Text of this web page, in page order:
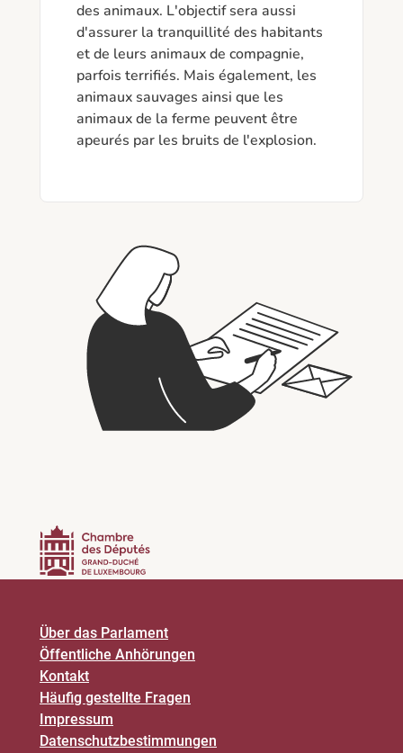
des animaux. L'objectif sera aussi
d'assurer la tranquillité des habitants
et de leurs animaux de compagnie,
parfois terrifiés. Mais également, les
animaux sauvages ainsi que les
animaux de la ferme peuvent être
Über das Parlament
Öffentliche Anhörungen
Kontakt
Häufig gestellte Fragen
Impressum
Datenschutz­bestimmungen